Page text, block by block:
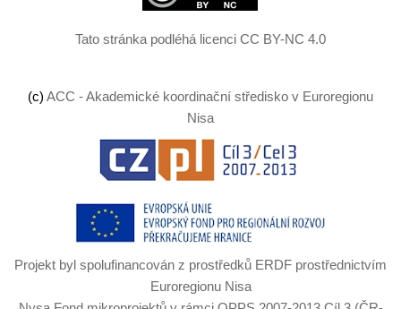
Tato stránka podléhá licenci CC BY-NC 4.0
(c) ACC - Akademické koordinační středisko v Euroregionu
Nisa
Projekt byl spolufinancován z prostředků ERDF prostřednictvím
Euroregionu Nisa